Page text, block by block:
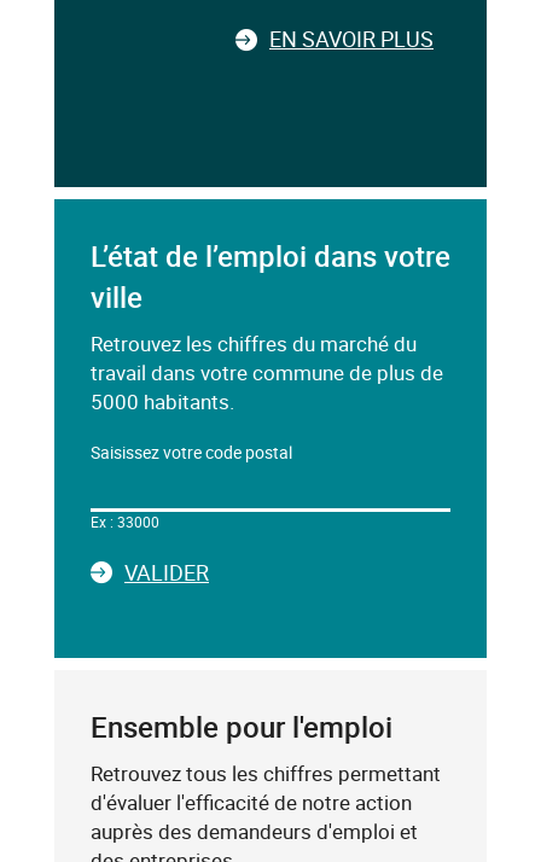
EN SAVOIR PLUS
L’état de l’emploi dans votre
ville
Retrouvez les chiffres du marché du
travail dans votre commune de plus de
5000 habitants.
Saisissez votre code postal
le
ci-
un
clé
(exemple
:
75019),
sélectionnez-
Ex : 33000
VALIDERLA
CODE
Ensemble pour l'emploi
Retrouvez tous les chiffres permettant
d'évaluer l'efficacité de notre action
auprès des demandeurs d'emploi et